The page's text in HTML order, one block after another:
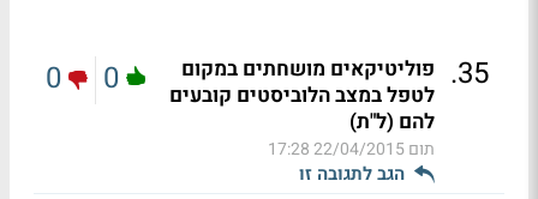
35
. פוליטיקאים מושחתים במקום
לטפל במצב הלוביסטים קובעים
להם (ל"ת)
תום22/04/2015 17:28
הגב לתגובה זו
0
0